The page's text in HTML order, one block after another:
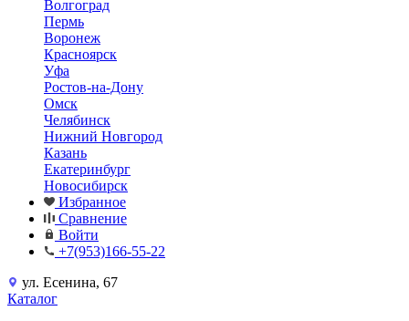
Волгоград
Пермь
Воронеж
Красноярск
Уфа
Ростов-на-Дону
Омск
Челябинск
Нижний Новгород
Казань
Екатеринбург
Новосибирск
Избранное
Сравнение
Войти
+7(953)166-55-22
ул. Есенина, 67
Каталог